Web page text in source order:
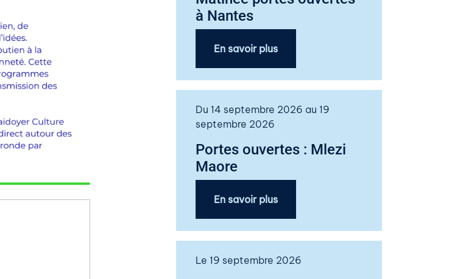
à Nantes
En savoir plus
Du 14 septembre 2026 au 19
septembre 2026
Portes ouvertes : Mlezi
Maore
En savoir plus
Le 19 septembre 2026